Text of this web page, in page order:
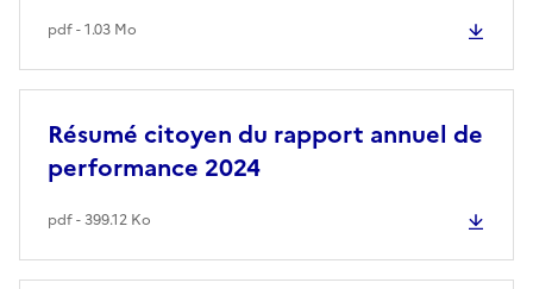
pdf - 1.03 Mo
Résumé citoyen du rapport annuel de
performance 2024
pdf - 399.12 Ko